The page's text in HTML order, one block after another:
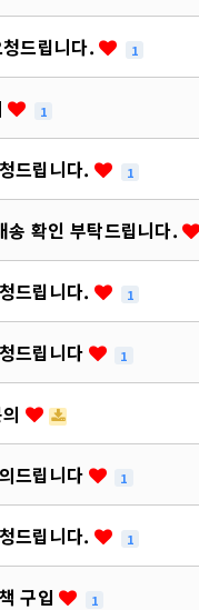
드립니다. 1
1
드립니다. 1
송 확인 부탁드립니다.
드립니다. 1
드립니다 1
드립니다 1
드립니다. 1
구입 1